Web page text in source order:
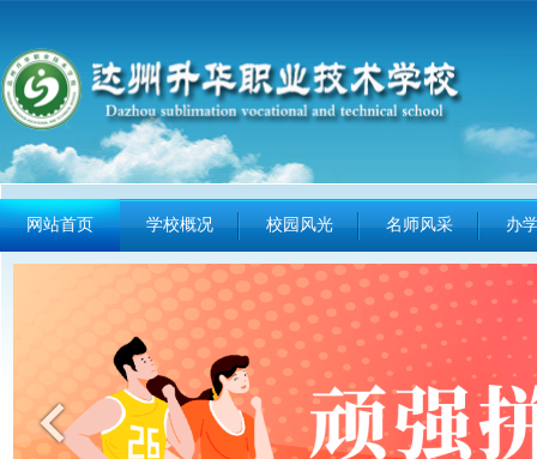
网站首页 学校概况 校园风光 名师风采 办